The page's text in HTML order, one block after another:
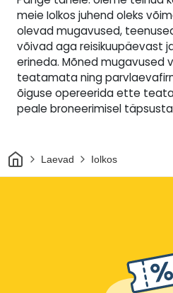
meie Iolkos juhend oleks
olevad mugavused,
võivad aga reisikuupäevast
erineda. Mõned
teatamata ning
õiguse opereerida ette
peale broneerimisel
AvalehtLaevad Iolkos